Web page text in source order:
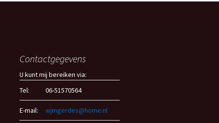
Contactgegevens
U kunt mij bereiken via:
Tel:
06-51570564
E-mail: wjmgerdes@home.nl